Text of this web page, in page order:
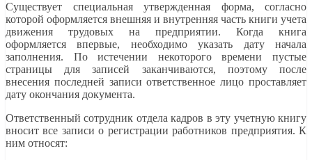
Существует специальная утвержденная форма, согласно
которой оформляется внешняя и внутренняя часть книги учета
движения трудовых на предприятии. Когда книга
оформляется впервые, необходимо указать дату начала
заполнения. По истечении некоторого времени пустые
страницы для записей заканчиваются, поэтому после
внесения последней записи ответственное лицо проставляет
дату окончания документа.
Ответственный сотрудник отдела кадров в эту учетную книгу
вносит все записи о регистрации работников предприятия. К
ним относят: